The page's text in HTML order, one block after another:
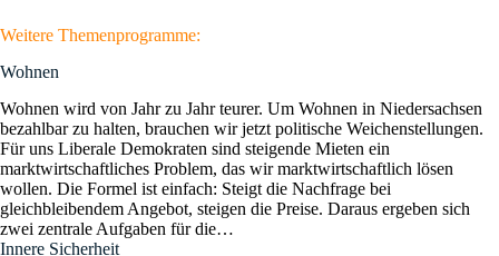
Weitere Themenprogramme:
Wohnen
Wohnen wird von Jahr zu Jahr teurer. Um Wohnen in Niedersachsen
bezahlbar zu halten, brauchen wir jetzt politische Weichenstellungen.
Für uns Liberale Demokraten sind steigende Mieten ein
marktwirtschaftliches Problem, das wir marktwirtschaftlich lösen
wollen. Die Formel ist einfach: Steigt die Nachfrage bei
gleichbleibendem Angebot, steigen die Preise. Daraus ergeben sich
zwei zentrale Aufgaben für die…
Innere Sicherheit